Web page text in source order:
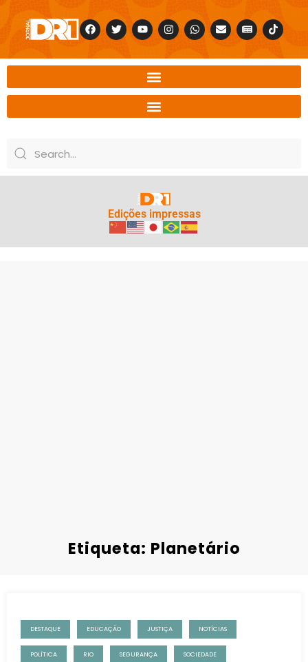
Edições impressas
Etiqueta: Planetário
DESTAQUE EDUCAÇÃO JUSTIÇA NOTÍCIAS
POLÍTICA RIO SEGURANÇA SOCIEDADE